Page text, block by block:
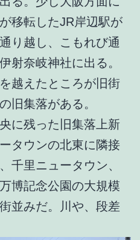
移転したJR岸辺駅が
り越し、こもれび通
射奈岐神社に出る。
越えたところが旧街
旧集落がある。
に残った旧集落上新
タウンの北東に隣接
千里ニュータウン、
博記念公園の大規模
並みだ。川や、段差